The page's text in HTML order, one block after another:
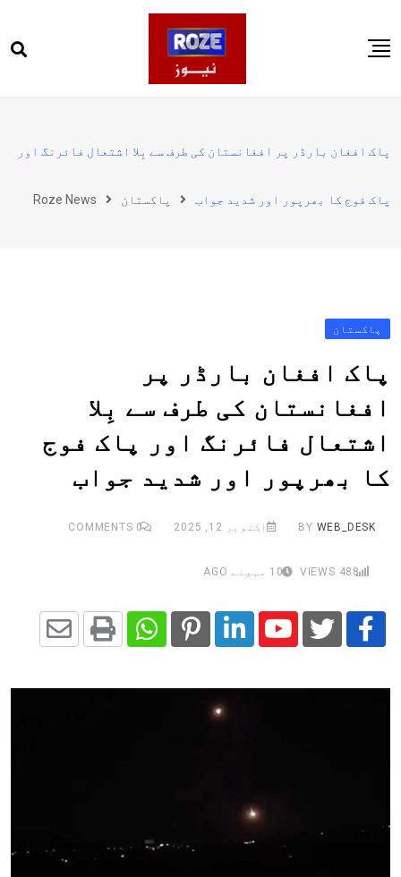
to
پاکستان
کھیل
پاک افغان بارڈر پر افغانستان کی طرف سے بِلا اشتعال فائرنگ اور
پاک فوج کا بھرپور اور شدید جواب پاکستان Roze News
پاکستان
پاک افغان بارڈر پر
افغانستان کی طرف سے بِلا
اشتعال فائرنگ اور پاک فوج
کا بھرپور اور شدید جواب
BY WEB_DESK اکتوبر 12, 2025 0
488 10 مہینے AGO
Youtube
LinkedIn
Pinterest
Whatsapp
Print
via